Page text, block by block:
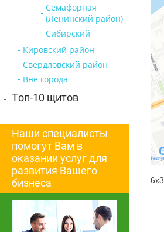
Семафорная
(Ленинский район)
Сибирский
Кировский район
Свердловский район
Вне города
Топ-10 щитов
Наши специалисты
помогут Вам в
оказании услуг для
развития Вашего
бизнеса
6х3